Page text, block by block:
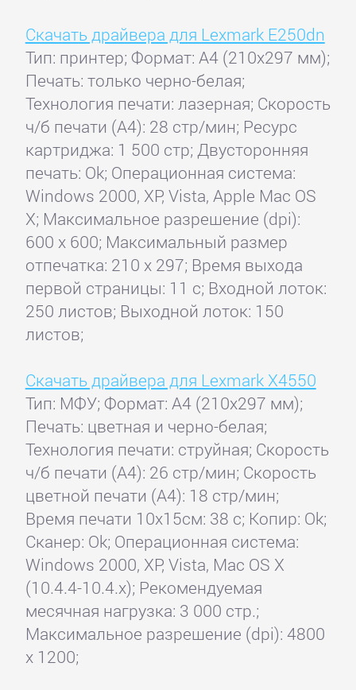
Скачать драйвера для Lexmark E250dn
Тип: принтер; Формат: A4 (210x297 мм);
Печать: только черно-белая;
Технология печати: лазерная; Скорость
ч/б печати (А4): 28 стр/мин; Ресурс
картриджа: 1 500 стр; Двусторонняя
печать: Ok; Операционная система:
Windows 2000, XP, Vista, Apple Mac OS
X; Максимальное разрешение (dpi):
600 x 600; Максимальный размер
отпечатка: 210 x 297; Время выхода
первой страницы: 11 с; Входной лоток:
250 листов; Выходной лоток: 150
листов;
Скачать драйвера для Lexmark X4550
Тип: МФУ; Формат: A4 (210x297 мм);
Печать: цветная и черно-белая;
Технология печати: струйная; Скорость
ч/б печати (А4): 26 стр/мин; Скорость
цветной печати (А4): 18 стр/мин;
Время печати 10x15см: 38 с; Копир: Ok;
Сканер: Ok; Операционная система:
Windows 2000, XP, Vista, Mac OS X
(10.4.4-10.4.x); Рекомендуемая
месячная нагрузка: 3 000 стр.;
Максимальное разрешение (dpi): 4800
x 1200;